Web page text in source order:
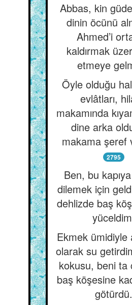
Abbas, kin
dinin öcünü
Ahmed’i
kaldırmak
etmeye
Öyle olduğu
evlâtları,
makamında
dine arka
makama şeref
2795
Ben, bu
dilemek için
dehlizde baş
Ekmek ümidiyle
olarak su
kokusu, beni ta
baş köşesine
götürdü.